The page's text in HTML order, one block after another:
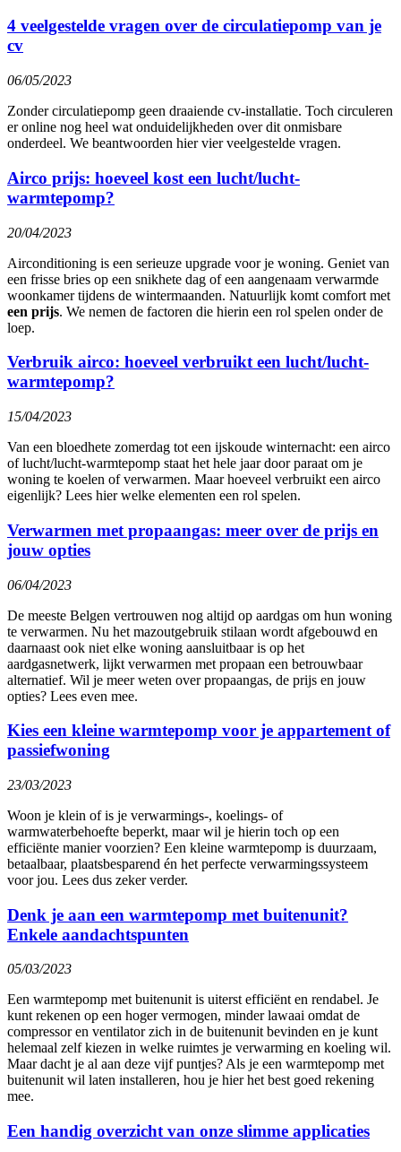
4 veelgestelde vragen over de circulatiepomp van je
cv
06/05/2023
Zonder circulatiepomp geen draaiende cv-installatie. Toch circuleren
er online nog heel wat onduidelijkheden over dit onmisbare
onderdeel. We beantwoorden hier vier veelgestelde vragen.
Airco prijs: hoeveel kost een lucht/lucht-
warmtepomp?
20/04/2023
Airconditioning is een serieuze upgrade voor je woning. Geniet van
een frisse bries op een snikhete dag of een aangenaam verwarmde
woonkamer tijdens de wintermaanden. Natuurlijk komt comfort met
een prijs. We nemen de factoren die hierin een rol spelen onder de
loep.
Verbruik airco: hoeveel verbruikt een lucht/lucht-
warmtepomp?
15/04/2023
Van een bloedhete zomerdag tot een ijskoude winternacht: een airco
of lucht/lucht-warmtepomp staat het hele jaar door paraat om je
woning te koelen of verwarmen. Maar hoeveel verbruikt een airco
eigenlijk? Lees hier welke elementen een rol spelen.
Verwarmen met propaangas: meer over de prijs en
jouw opties
06/04/2023
De meeste Belgen vertrouwen nog altijd op aardgas om hun woning
te verwarmen. Nu het mazoutgebruik stilaan wordt afgebouwd en
daarnaast ook niet elke woning aansluitbaar is op het
aardgasnetwerk, lijkt verwarmen met propaan een betrouwbaar
alternatief. Wil je meer weten over propaangas, de prijs en jouw
opties? Lees even mee.
Kies een kleine warmtepomp voor je appartement of
passiefwoning
23/03/2023
Woon je klein of is je verwarmings-, koelings- of
warmwaterbehoefte beperkt, maar wil je hierin toch op een
efficiënte manier voorzien? Een kleine warmtepomp is duurzaam,
betaalbaar, plaatsbesparend én het perfecte verwarmingssysteem
voor jou. Lees dus zeker verder.
Denk je aan een warmtepomp met buitenunit?
Enkele aandachtspunten
05/03/2023
Een warmtepomp met buitenunit is uiterst efficiënt en rendabel. Je
kunt rekenen op een hoger vermogen, minder lawaai omdat de
compressor en ventilator zich in de buitenunit bevinden en je kunt
helemaal zelf kiezen in welke ruimtes je verwarming en koeling wil.
Maar dacht je al aan deze vijf puntjes? Als je een warmtepomp met
buitenunit wil laten installeren, hou je hier het best goed rekening
mee.
Een handig overzicht van onze slimme applicaties